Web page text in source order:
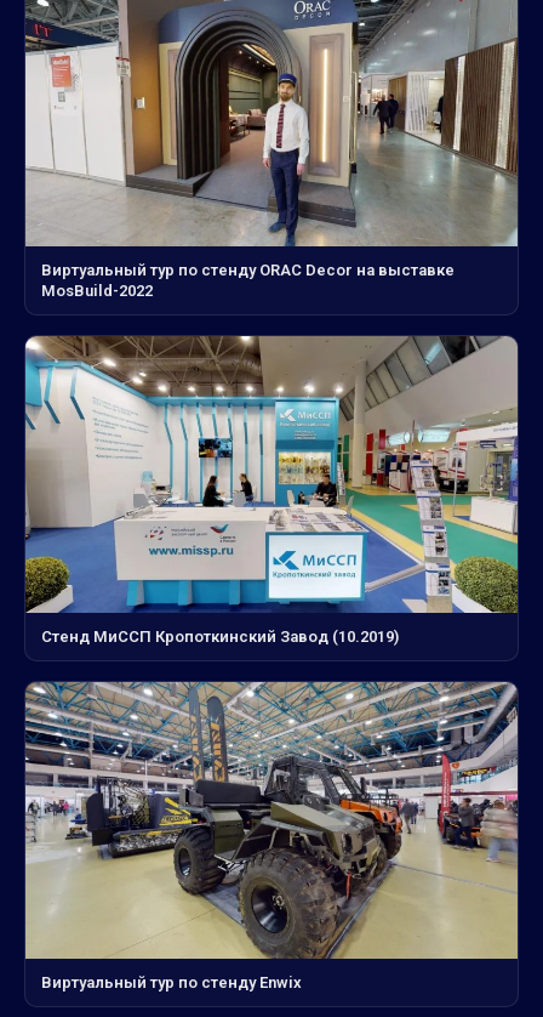
Виртуальный тур по стенду ORAC Decor на выставке
MosBuild-2022
Стенд МиССП Кропоткинский Завод (10.2019)
Виртуальный тур по стенду Enwix